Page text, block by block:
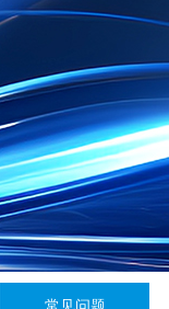
常见问题